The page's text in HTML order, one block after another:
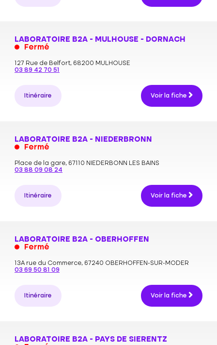
LABORATOIRE B2A - MULHOUSE - DORNACH
Fermé
127 Rue de Belfort, 68200 MULHOUSE
03 89 42 70 51
Itinéraire Voir la fiche
LABORATOIRE B2A - NIEDERBRONN
Fermé
Place de la gare, 67110 NIEDERBONN LES BAINS
03 88 09 08 24
Itinéraire Voir la fiche
LABORATOIRE B2A - OBERHOFFEN
Fermé
13A rue du Commerce, 67240 OBERHOFFEN-SUR-MODER
03 69 50 81 09
Itinéraire Voir la fiche
LABORATOIRE B2A - PAYS DE SIERENTZ